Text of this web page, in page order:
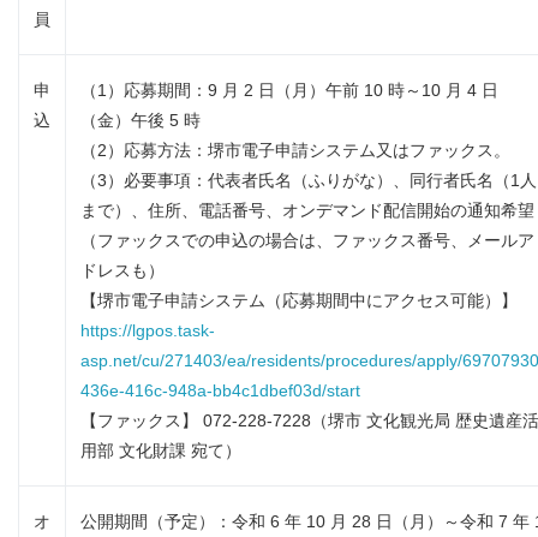
員
申
込
（1）応募期間：9 月 2 日（月）午前 10 時～10 月 4 日
（金）午後 5 時
（2）応募方法：堺市電子申請システム又はファックス。
（3）必要事項：代表者氏名（ふりがな）、同行者氏名（1人
まで）、住所、電話番号、オンデマンド配信開始の通知希望
（ファックスでの申込の場合は、ファックス番号、メールア
ドレスも）
【堺市電子申請システム（応募期間中にアクセス可能）】
https://lgpos.task-
asp.net/cu/271403/ea/residents/procedures/apply/
436e-416c-948a-bb4c1dbef03d/start
【ファックス】 072-228-7228（堺市 文化観光局 歴史遺産活
用部 文化財課 宛て）
オ
公開期間（予定）：令和 6 年 10 月 28 日（月）～令和 7 年